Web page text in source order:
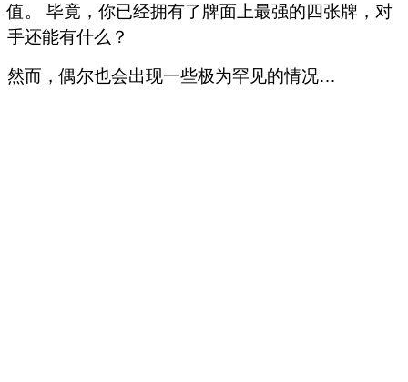
值。 毕竟，你已经拥有了牌面上最强的四张牌，对
手还能有什么？
然而，偶尔也会出现一些极为罕见的情况…